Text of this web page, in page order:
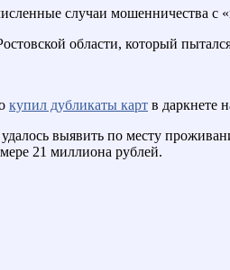
случаи мошенничества с
области, который
купил дубликаты карт в даркнете
выявить по месту
21 миллиона рублей.